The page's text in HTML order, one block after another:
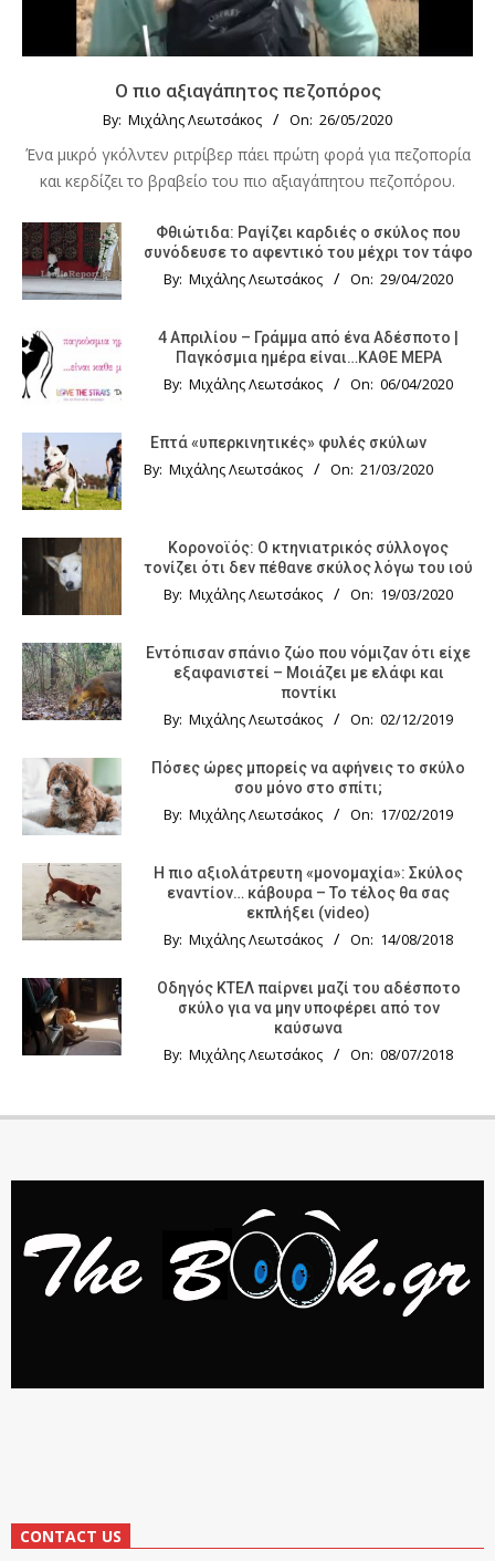
Ο πιο αξιαγάπητος πεζοπόρος
By: Μιχάλης Λεωτσάκος On: 26/05/2020
Ένα μικρό γκόλντεν ριτρίβερ πάει πρώτη φορά για πεζοπορία
και κερδίζει το βραβείο του πιο αξιαγάπητου πεζοπόρου.
Φθιώτιδα: Ραγίζει καρδιές ο σκύλος που
συνόδευσε το αφεντικό του μέχρι τον τάφο
By: Μιχάλης Λεωτσάκος On: 29/04/2020
4 Απριλίου – Γράμμα από ένα Αδέσποτο |
Παγκόσμια ημέρα είναι…ΚΑΘΕ ΜΕΡΑ
By: Μιχάλης Λεωτσάκος On: 06/04/2020
Επτά «υπερκινητικές» φυλές σκύλων
By: Μιχάλης Λεωτσάκος On: 21/03/2020
Κορονοϊός: Ο κτηνιατρικός σύλλογος
τονίζει ότι δεν πέθανε σκύλος λόγω του ιού
By: Μιχάλης Λεωτσάκος On: 19/03/2020
Εντόπισαν σπάνιο ζώο που νόμιζαν ότι είχε
εξαφανιστεί – Μοιάζει με ελάφι και
ποντίκι
By: Μιχάλης Λεωτσάκος On: 02/12/2019
Πόσες ώρες μπορείς να αφήνεις το σκύλο
σου μόνο στο σπίτι;
By: Μιχάλης Λεωτσάκος On: 17/02/2019
Η πιο αξιολάτρευτη «μονομαχία»: Σκύλος
εναντίον… κάβουρα – Το τέλος θα σας
εκπλήξει (video)
By: Μιχάλης Λεωτσάκος On: 14/08/2018
Οδηγός KTΕΛ παίρνει μαζί του αδέσποτο
σκύλο για να μην υποφέρει από τον
καύσωνα
By: Μιχάλης Λεωτσάκος On: 08/07/2018
CONTACT US